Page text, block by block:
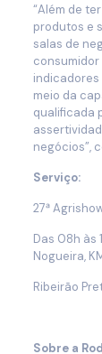
“Além de
produtos e
salas de
meio da
qualificada
negócios”,
Serviço:
27ᵃ
Das 08h às
Nogueira,
Ribeirão
Sobre a